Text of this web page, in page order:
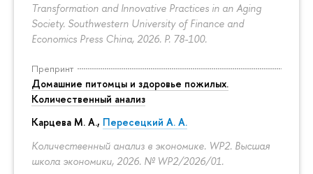
Transformation and Innovative Practices in an Aging
Society. Southwestern University of Finance and
Economics Press China, 2026. P. 78-100.
Препринт
Домашние питомцы и здоровье пожилых.
Количественный анализ
Карцева М. А., Пересецкий А. А.
Количественный анализ в экономике. WP2. Высшая
школа экономики, 2026. № WP2/2026/01.